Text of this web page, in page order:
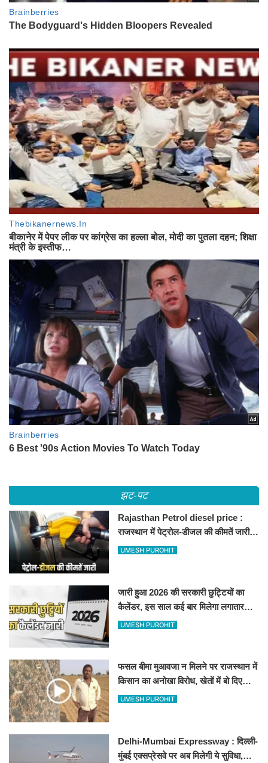
झट-पट
Rajasthan Petrol diesel price :
राजस्थान में पेट्रोल-डीजल की कीमतें जारी,
जानिए बीकानेर समेत पुरे प्रदेश में नए रेट
UMESH PUROHIT
जारी हुआ 2026 की सरकारी छुट्टियों का
कैलेंडर, इस साल कई बार मिलेगा लगातार
अवकाश, देखें
UMESH PUROHIT
फसल बीमा मुआवजा न मिलने पर राजस्थान में
किसान का अनोखा विरोध, खेतों में बो दिए
500-500 रुपए के नोट, वीडियो वायरल
UMESH PUROHIT
Delhi-Mumbai Expressway : दिल्ली-
मुंबई एक्सप्रेसवे पर अब मिलेगी ये सुविधा,